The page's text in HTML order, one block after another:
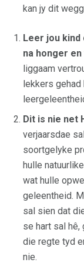
kan jy dit
Leer jou
na honger
liggaam
lekkers
Dit is nie net
verjaarsdae
soortgelyke
hulle
wat hulle
geleentheid.
sal sien dat
se hart sal
die regte tyd
nie.